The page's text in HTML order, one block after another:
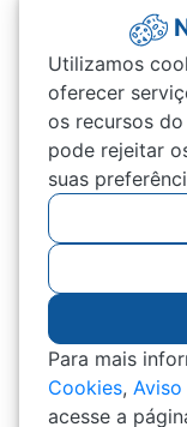
Utilizamos
oferecer
os recursos
pode rejeitar
suas
Para mais
Cookies,
acesse a